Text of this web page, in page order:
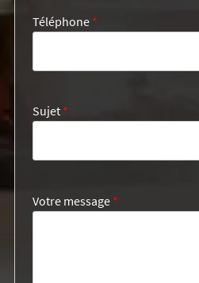
Téléphone *
Sujet *
Votre message *